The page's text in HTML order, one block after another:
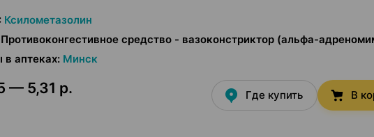
: Ксилометазолин
Противоконгестивное средство - вазоконстриктор (альфа-
в аптеках: Минск
— 5,31 р. Где купить В